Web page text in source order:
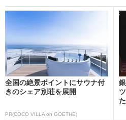
全国の絶景ポイントにサウナ付
きのシェア別荘を展開
PR(COCO VILLA on GOETHE)